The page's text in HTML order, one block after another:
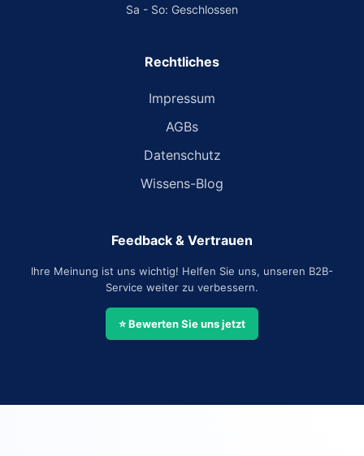
Sa - So: Geschlossen
Rechtliches
Impressum
AGBs
Datenschutz
Wissens-Blog
Feedback & Vertrauen
Ihre Meinung ist uns wichtig! Helfen Sie uns, unseren B2B-
Service weiter zu verbessern.
⭐ Bewerten Sie uns jetzt